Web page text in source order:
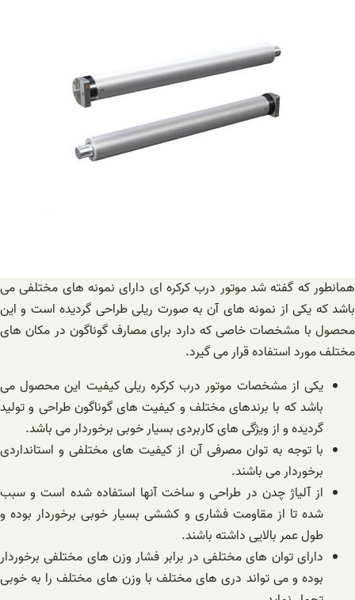
همانطور که گفته شد موتور درب کرکره ای دارای نمونه های مختلفی می
باشد که یکی از نمونه های آن به صورت ریلی طراحی گردیده است و این
محصول با مشخصات خاصی که دارد برای مصارف گوناگون در مکان های
مختلف مورد استفاده قرار می گیرد.
یکی از مشخصات موتور درب کرکره ریلی کیفیت این محصول می
باشد که با برندهای مختلف و کیفیت های گوناگون طراحی و تولید
گردیده و از ویژگی های کاربردی بسیار خوبی برخوردار می باشد.
با توجه به توان مصرفی آن از کیفیت های مختلفی و استانداردی
برخوردار می باشند.
از آلیاژ چدن در طراحی و ساخت آنها استفاده شده است و سبب
شده تا از مقاومت فشاری و کششی بسیار خوبی برخوردار بوده و
طول عمر بالایی داشته باشند.
دارای توان های مختلفی در برابر فشار وزن های مختلفی برخوردار
بوده و می‌ تواند دری های مختلف با وزن‌ های مختلف را به خوبی